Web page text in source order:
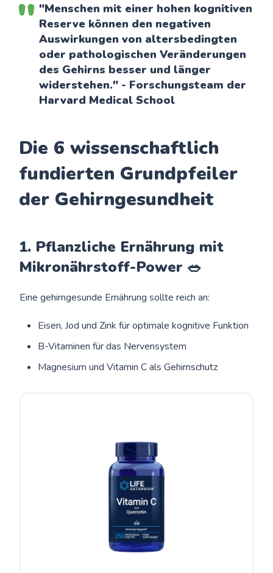
"Menschen mit einer hohen kognitiven
Reserve können den negativen
Auswirkungen von altersbedingten
oder pathologischen Veränderungen
des Gehirns besser und länger
widerstehen." - Forschungsteam der
Harvard Medical School
Die 6 wissenschaftlich
fundierten Grundpfeiler
der Gehirngesundheit
1. Pflanzliche Ernährung mit
Mikronährstoff-Power 🥗
Eine gehirngesunde Ernährung sollte reich an:
Eisen, Jod und Zink für optimale kognitive Funktion
B-Vitaminen für das Nervensystem
Magnesium und Vitamin C als Gehirnschutz